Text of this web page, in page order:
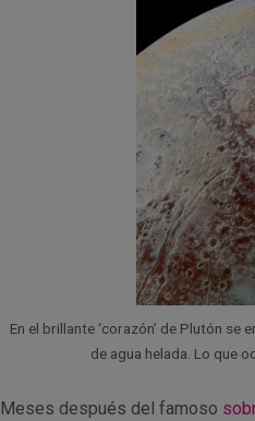
En el brillante ‘corazón’ de Plutón
de agua helada. Lo que
Meses después del famoso